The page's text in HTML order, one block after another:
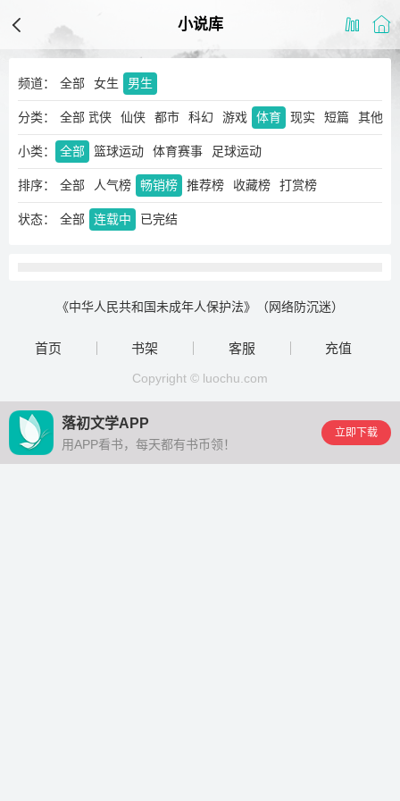
小说库
频道： 全部 女生 男生
分类： 全部
玄幻 奇幻 武侠 仙侠 都市 科幻 游戏 体育 现实 短篇 其他
小类： 全部 篮球运动 体育赛事 足球运动
排序： 全部 人气榜 畅销榜 推荐榜 收藏榜 打赏榜
状态： 全部 连载中 已完结
《中华人民共和国未成年人保护法》（网络防沉迷）
首页 书架 客服 充值
Copyright © luochu.com
落初文学APP
用APP看书，每天都有书币领！
立即下载